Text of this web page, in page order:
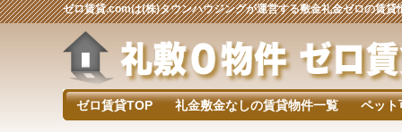
ゼロ賃貸.comは(株)タウンハウジングが運営する敷金礼金ゼロの賃貸
ゼロ賃貸TOP 礼金敷金なしの賃貸物件一覧 ペット